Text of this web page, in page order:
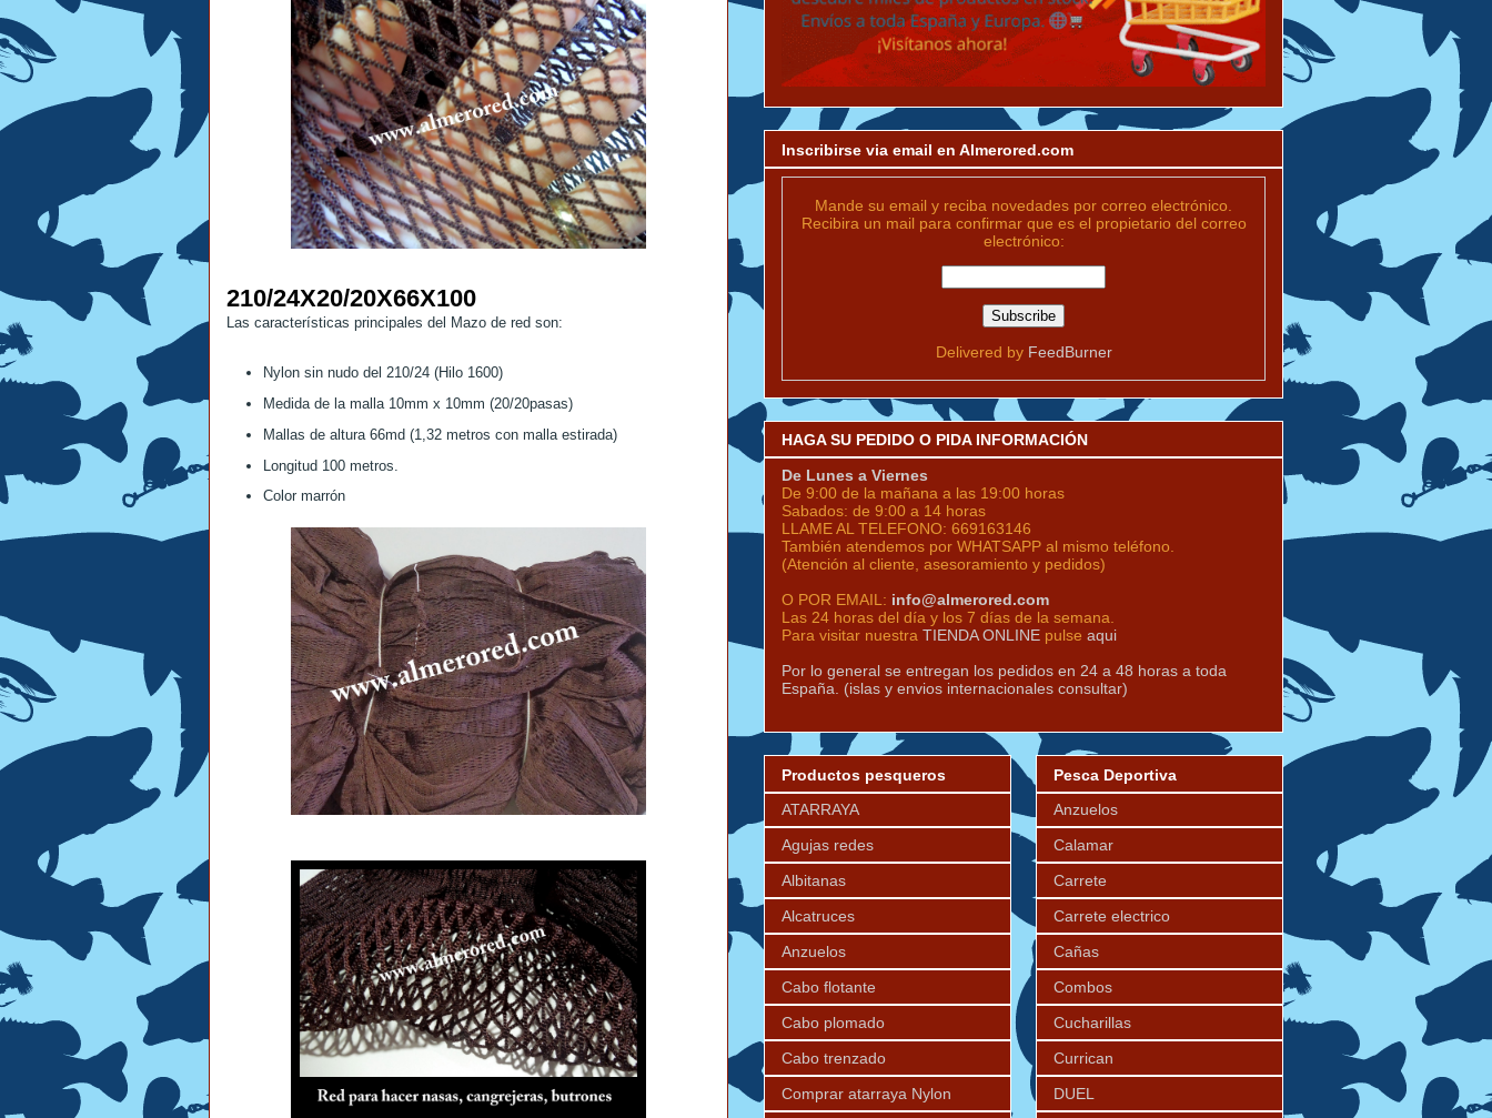
210/24X20/20X66X100
Las características principales del Mazo de red son:
Nylon sin nudo del 210/24 (Hilo 1600)
Medida de la malla 10mm x 10mm (20/20pasas)
Mallas de altura 66md (1,32 metros con malla estirada)
Longitud 100 metros.
Color marrón
Inscribirse via email en Almerored.com
Mande su email y reciba novedades por correo electrónico.
Recibira un mail para confirmar que es el propietario del correo
electrónico:
Delivered by FeedBurner
HAGA SU PEDIDO O PIDA INFORMACIÓN
De Lunes a Viernes
De 9:00 de la mañana a las 19:00 horas
Sabados: de 9:00 a 14 horas
LLAME AL TELEFONO: 669163146
También atendemos por WHATSAPP al mismo teléfono.
(Atención al cliente, asesoramiento y pedidos)
O POR EMAIL: info@almerored.com
Las 24 horas del día y los 7 días de la semana.
Para visitar nuestra TIENDA ONLINE pulse aqui
Por lo general se entregan los pedidos en 24 a 48 horas a toda
España. (islas y envios internacionales consultar)
Productos pesqueros
ATARRAYA
Agujas redes
Albitanas
Alcatruces
Anzuelos
Cabo flotante
Cabo plomado
Cabo trenzado
Comprar atarraya Nylon
Pesca Deportiva
Anzuelos
Calamar
Carrete
Carrete electrico
Cañas
Combos
Cucharillas
Currican
DUEL